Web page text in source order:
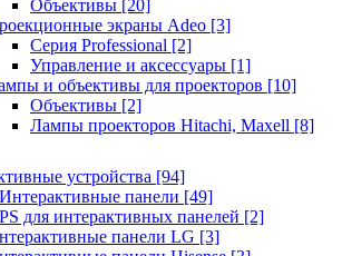
Объективы [20]
экраны Adeo [3]
Серия Professional [2]
Управление и аксессуары [1]
и объективы для проекторов [10]
Объективы [2]
Лампы проекторов Hitachi, Maxell [8]
устройства [94]
панели [49]
для интерактивных панелей [2]
панели LG [3]